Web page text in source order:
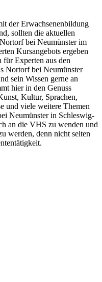
der Erwachsenenbildung
sollten die aktuellen
bei Neumünster im
Kursangebots ergeben
Experten aus den
Nortorf bei Neumünster
sein Wissen gerne an
hier in den Genuss
Kultur, Sprachen,
und viele weitere Themen
Neumünster in Schleswig-
an die VHS zu wenden und
werden, denn nicht selten